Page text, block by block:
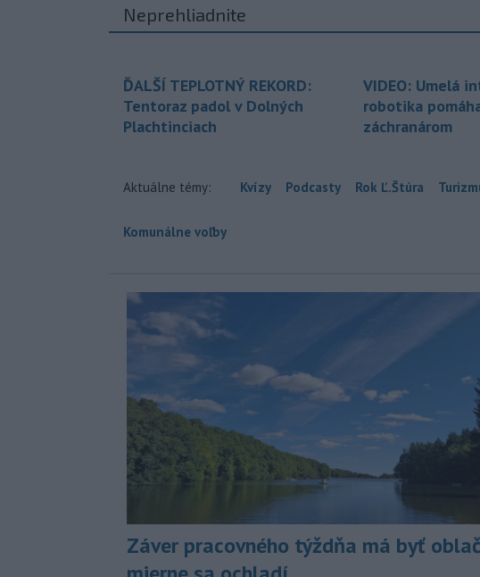
Neprehliadnite
ĎALŠÍ TEPLOTNÝ REKORD:
Tentoraz padol v Dolných
Plachtinciach
VIDEO: Umelá
robotika
záchranárom
Aktuálne témy: Kvízy Podcasty Rok Ľ.Štúra
Komunálne voľby
Záver pracovného týždňa má byť